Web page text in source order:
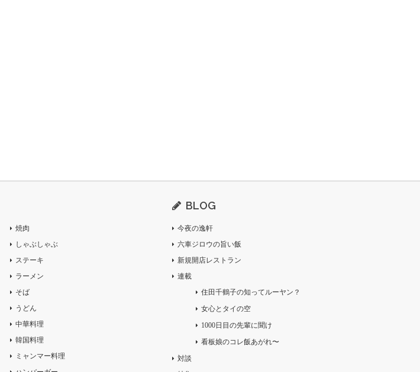
焼肉
しゃぶしゃぶ
ステーキ
ラーメン
そば
うどん
中華料理
韓国料理
ミャンマー料理
BLOG
今夜の逸軒
六車ジロウの旨い飯
新規開店レストラン
連載
住田千鶴子の知ってルーヤン？
女心とタイの空
1000日目の先輩に聞け
看板娘のコレ飯あがれ〜
対談